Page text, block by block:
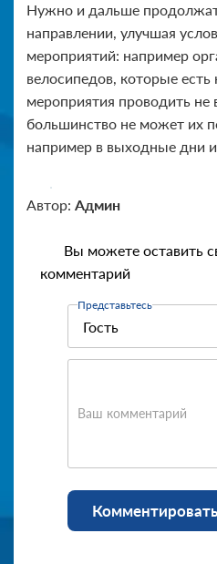
Нужно и дальше
направлении, улучшая
мероприятий: например
велосипедов, которые есть
мероприятия проводить не
большинство не может их
например в выходные дни
Автор: Админ
Вы можете оставить
комментарий
Представьтесь
Ваш комментарий
Комментировать